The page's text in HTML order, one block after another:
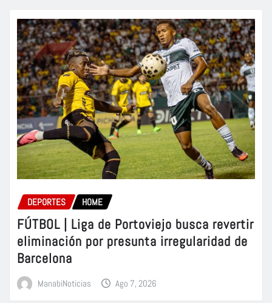
DEPORTES HOME
FÚTBOL | Liga de Portoviejo busca revertir
eliminación por presunta irregularidad de
Barcelona
ManabiNoticias Ago 7, 2026